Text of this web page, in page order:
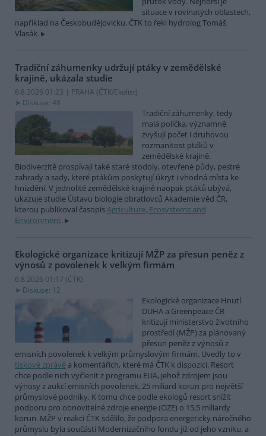
situace v rovinatých oblastech,
například na Českobudějovicku. ČTK to řekl hydrolog Tomáš
Vlasák.
Tradiční záhumenky udržují ptáky v zemědělské
krajině, ukázala studie
6.8.2026 01:23 | PRAHA (ČTK/Ekolist)
Diskuse: 48
Tradiční záhumenky, tedy
malá políčka, významně
zvyšují počet i druhovou
rozmanitost ptáků v
zemědělské krajině.
Biodiverzitě prospívají také staré stodoly, otevřené půdy, pestré
zahrady a sady, které ptákům poskytují úkryt i vhodná místa ke
hnízdění. V jednolité zemědělské krajině naopak ptáků ubývá,
ukazuje studie Ústavu biologie obratlovců Akademie věd ČR,
kterou publikoval časopisAgriculture, Ecosystems and
Environment.
Ekologické organizace kritizují MŽP za přesun peněz z
výnosů z povolenek k velkým firmám
6.8.2026 01:17 (ČTK)
Diskuse: 12
Ekologické organizace Hnutí
DUHA a Greenpeace ČR
kritizují ministerstvo životního
prostředí (MŽP) za plánovaný
přesun peněz z výnosů z
emisních povolenek k velkým průmyslovým firmám. Uvedly to v
tiskové zprávě a komentářích, které má ČTK k dispozici. Resort
chce podle nich vyčlenit z programu EUA, jehož zdrojem jsou
výnosy z aukcí emisních povolenek, 25 miliard korun pro největší
průmyslové podniky. K tomu chce podle ekologů resort snížit
podporu pro obnovitelné zdroje energie (OZE) o 15,5 miliardy
korun. MŽP v reakci ČTK sdělilo, že podpora energeticky náročného
průmyslu byla součástí Modernizačního fondu již od jeho vzniku, a